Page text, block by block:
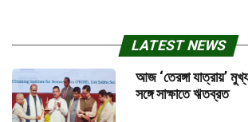
LATEST NEWS
আজ ‘তেরঙ্গা যাত্রায়’
সঙ্গে সাক্ষাতে ঋতব্রত